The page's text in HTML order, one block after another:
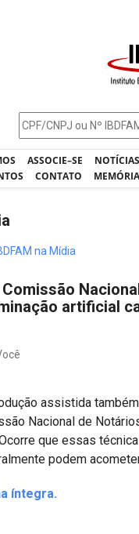
ASSOCIE–SE
CONTATO
na Mídia
artificial
assistida
Nacional de
que essas
podem
íntegra.